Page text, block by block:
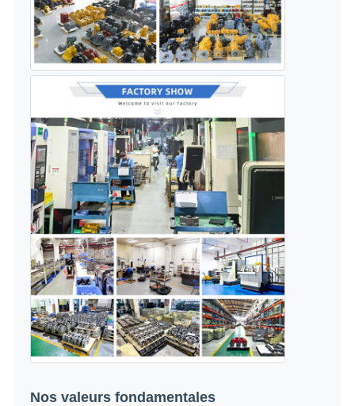
Nos valeurs fondamentales